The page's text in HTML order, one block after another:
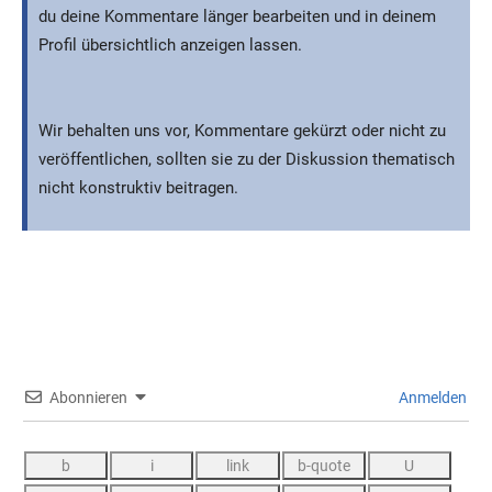
du deine Kommentare länger bearbeiten und in deinem
Profil übersichtlich anzeigen lassen.
Wir behalten uns vor, Kommentare gekürzt oder nicht zu
veröffentlichen, sollten sie zu der Diskussion thematisch
nicht konstruktiv beitragen.
Abonnieren Anmelden